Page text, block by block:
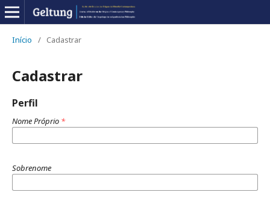
Início / Cadastrar
Cadastrar
Perfil
Nome Próprio *
Sobrenome